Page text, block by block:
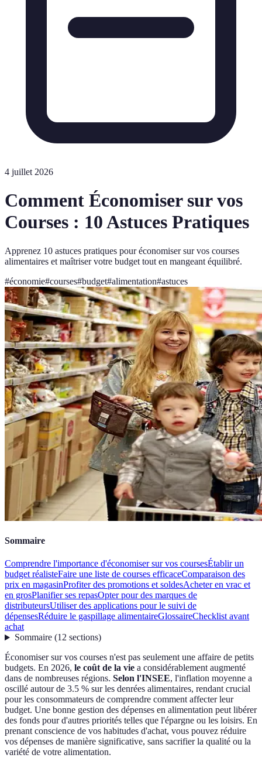
4 juillet 2026
Comment Économiser sur vos
Courses : 10 Astuces Pratiques
Apprenez 10 astuces pratiques pour économiser sur vos courses
alimentaires et maîtriser votre budget tout en mangeant équilibré.
#économie#courses#budget#alimentation#astuces
Sommaire
Comprendre l'importance d'économiser sur vos coursesÉtablir un
budget réalisteFaire une liste de courses efficaceComparaison des
prix en magasinProfiter des promotions et soldesAcheter en vrac et
en grosPlanifier ses repasOpter pour des marques de
distributeursUtiliser des applications pour le suivi de
dépensesRéduire le gaspillage alimentaireGlossaireChecklist avant
achat
Sommaire(12 sections)
Économiser sur vos courses n'est pas seulement une affaire de petits
budgets. En 2026, le coût de la vie a considérablement augmenté
dans de nombreuses régions. Selon l'INSEE, l'inflation moyenne a
oscillé autour de 3.5 % sur les denrées alimentaires, rendant crucial
pour les consommateurs de comprendre comment affecter leur
budget. Une bonne gestion des dépenses en alimentation peut libérer
des fonds pour d'autres priorités telles que l'épargne ou les loisirs. En
prenant conscience de vos habitudes d'achat, vous pouvez réduire
vos dépenses de manière significative, sans sacrifier la qualité ou la
variété de votre alimentation.